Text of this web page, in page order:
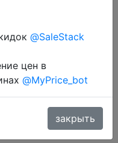
додатку через
@SaleStack
цен в
@MyPrice_bot
закрыть